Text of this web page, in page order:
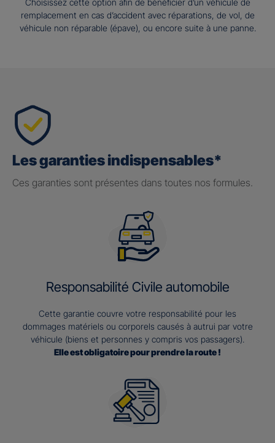
Choisissez cette option afin de bénéficier d’un véhicule de
remplacement en cas d’accident avec réparations, de vol, de
véhicule non réparable (épave), ou encore suite à une panne.
Les garanties indispensables*
Ces garanties sont présentes dans toutes nos formules.
Responsabilité Civile automobile
Cette garantie couvre votre responsabilité pour les
dommages matériels ou corporels causés à autrui par votre
véhicule (biens et personnes y compris vos passagers).
Elle est obligatoire pour prendre la route !